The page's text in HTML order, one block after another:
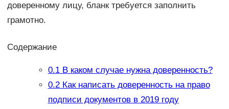
доверенному лицу, бланк требуется заполнить
грамотно.
Содержание
0.1В каком случае нужна доверенность?
0.2Как написать доверенность на право
подписи документов в 2019 году